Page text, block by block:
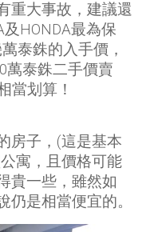
重大事故，建議還
HONDA最為保
泰銖的入手價，
萬泰銖二手價賣
當划算！
房子，(這是基本
寓，且價格可能
貴一些，雖然如
仍是相當便宜的。